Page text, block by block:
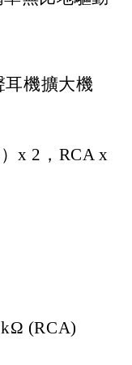
耳機擴大機
x 2，RCA x
(RCA)